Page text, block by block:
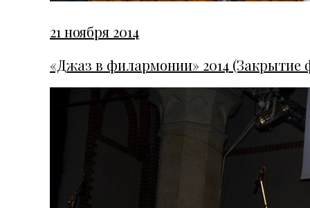
21 ноября 2014
«Джаз в филармонии» 2014 (Закрытие